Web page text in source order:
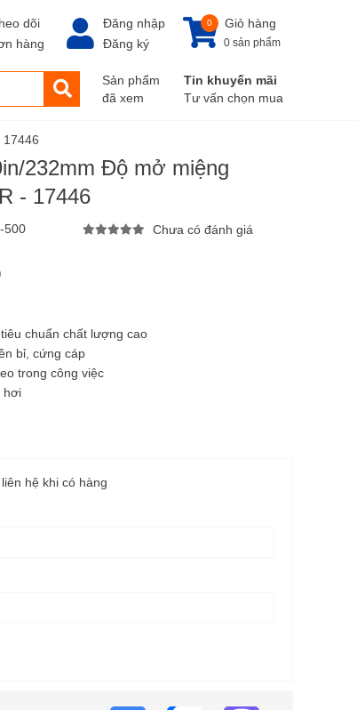
dõi
hàng
Đăng nhập
Đăng ký
Giỏ hàng
0
0 sản phẩm
Sản phẩm
đã xem
Tin khuyến mãi
Tư vấn chọn mua
232mm Độ mở miệng
- 17446
500 Chưa có đánh giá
chuẩn chất lượng cao
bỉ, cứng cáp
trong công việc
hơi
hệ khi có hàng